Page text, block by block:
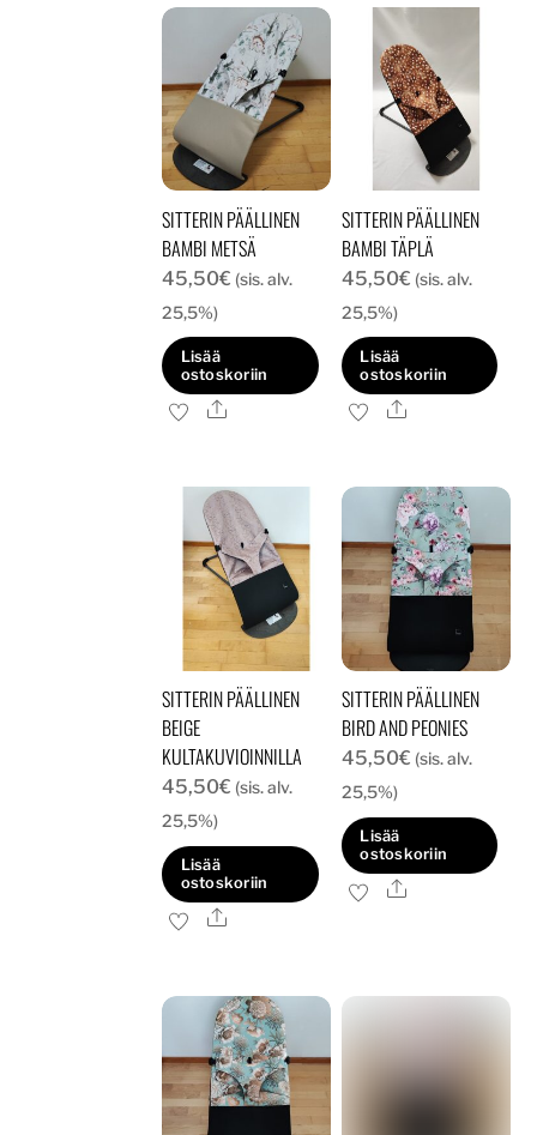
SITTERIN PÄÄLLINEN
BAMBI METSÄ
45,50€ (sis. alv.
25,5%)
Lisää
ostoskoriin
Ale
SITTERIN PÄÄLLINEN
BAMBI TÄPLÄ
45,50€ (sis. alv.
25,5%)
Lisää
ostoskoriin
Ale
SITTERIN PÄÄLLINEN
BEIGE
KULTAKUVIOINNILLA
45,50€ (sis. alv.
25,5%)
Lisää
ostoskoriin
Ale
SITTERIN PÄÄLLINEN
BIRD AND PEONIES
45,50€ (sis. alv.
25,5%)
Lisää
ostoskoriin
Ale